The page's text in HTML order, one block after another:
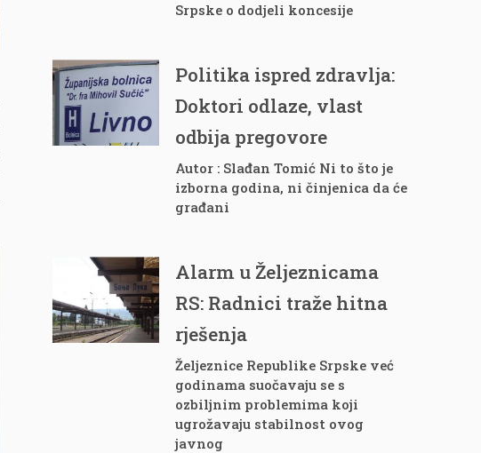
Srpske o dodjeli koncesije
Politika ispred zdravlja:
Doktori odlaze, vlast
odbija pregovore
Autor : Slađan Tomić Ni to što je
izborna godina, ni činjenica da će
građani
Alarm u Željeznicama
RS: Radnici traže hitna
rješenja
Željeznice Republike Srpske već
godinama suočavaju se s
ozbiljnim problemima koji
ugrožavaju stabilnost ovog
javnog